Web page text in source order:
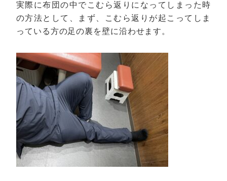
実際に布団の中でこむら返りになってしまった時
の方法として、まず、こむら返りが起こってしま
っている方の足の裏を壁に沿わせます。